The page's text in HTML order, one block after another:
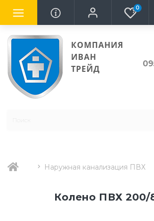
0
КОМПАНИЯ
ИВАН
ТРЕЙД
Наружная канализация ПВХ
Колено ПВХ 200/